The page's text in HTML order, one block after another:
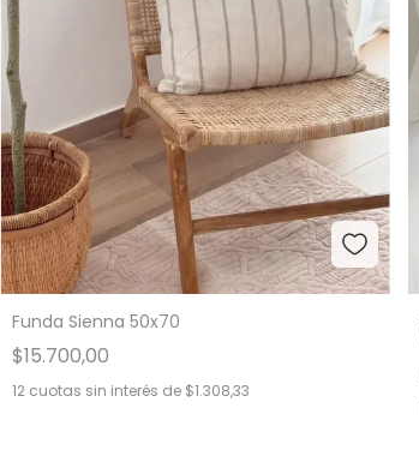
Funda Sienna 50x70
$15.700,00
12 cuotas sin interés de $1.308,33